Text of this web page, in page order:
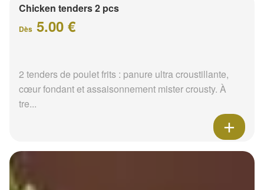
Chicken tenders 2 pcs
Dès 5.00 €
2 tenders de poulet frits : panure ultra croustillante,
cœur fondant et assaisonnement mister crousty. À
tre...